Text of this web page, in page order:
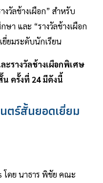
วัลช้างเผือก” สำหรับ
า และ “รางวัลช้างเผือก
ยมระดับนักเรียน
ะรางวัลช้างเผือกพิเศษ
น ครั้งที่ 24 มีดังนี้
ตร์สั้นยอดเยี่ยม
โดย นาธาร พิชัย คณะ